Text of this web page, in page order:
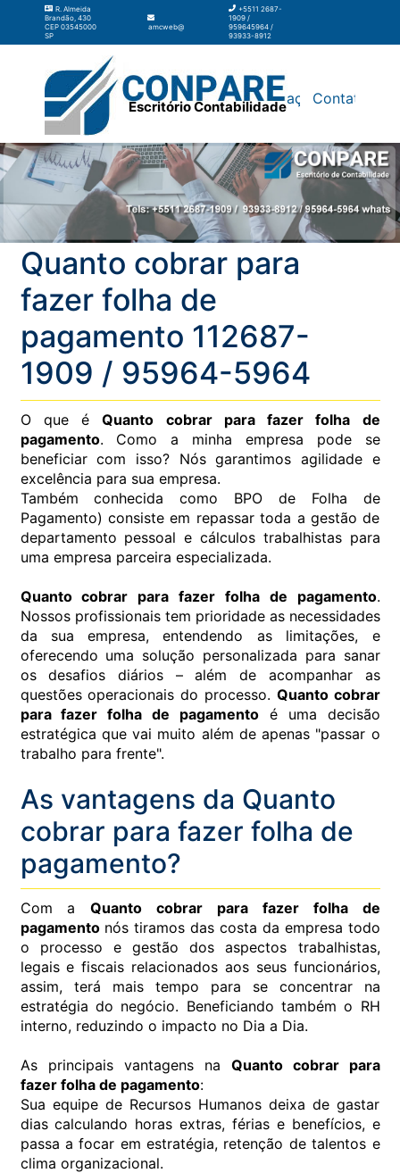
R. Almeida
Brandão, 430
CEP 03545000
SP
amcweb@amcweb.com.br
+5511 2687-
1909 /
959645964 /
93933-8912
Silos GalpãoContabilidadeTerceirizaçãoContato
Escritório Contabilidade
Quanto cobrar para
fazer folha de
pagamento 112687-
1909 / 95964-5964
O que éQuanto cobrar para fazer folha de
pagamento. Como a minha empresa pode se
beneficiar com isso? Nós garantimos agilidade e
excelência para sua empresa.
Também conhecida como BPO de Folha de
Pagamento) consiste em repassar toda a gestão de
departamento pessoal e cálculos trabalhistas para
uma empresa parceira especializada.
Quanto cobrar para fazer folha de pagamento.
Nossos profissionais tem prioridade as necessidades
da sua empresa, entendendo as limitações, e
oferecendo uma solução personalizada para sanar
os desafios diários – além de acompanhar as
questões operacionais do processo. Quanto cobrar
para fazer folha de pagamentoé uma decisão
estratégica que vai muito além de apenas "passar o
trabalho para frente".
As vantagens da Quanto
cobrar para fazer folha de
pagamento?
Com aQuanto cobrar para fazer folha de
pagamentonós tiramos das costa da empresa todo
o processo e gestão dos aspectos trabalhistas,
legais e fiscais relacionados aos seus funcionários,
assim, terá mais tempo para se concentrar na
estratégia do negócio. Beneficiando também o RH
interno, reduzindo o impacto no Dia a Dia.
As principais vantagens na Quanto cobrar para
fazer folha de pagamento:
Sua equipe de Recursos Humanos deixa de gastar
dias calculando horas extras, férias e benefícios, e
passa a focar em estratégia, retenção de talentos e
clima organizacional.